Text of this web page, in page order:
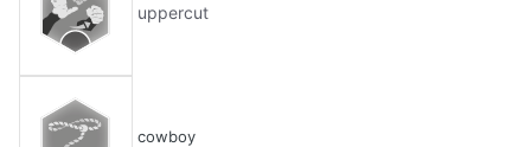
uppercut
cowboy